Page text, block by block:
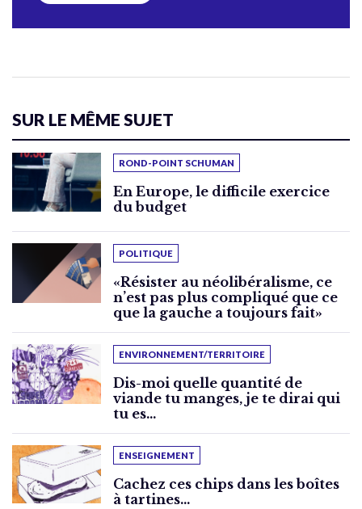
SUR LE MÊME SUJET
ROND-POINT SCHUMAN
En Europe, le difficile exercice
du budget
POLITIQUE
«Résister au néolibéralisme, ce
n’est pas plus compliqué que ce
que la gauche a toujours fait»
ENVIRONNEMENT/TERRITOIRE
Dis-moi quelle quantité de
viande tu manges, je te dirai qui
tu es…
ENSEIGNEMENT
Cachez ces chips dans les boîtes
à tartines…